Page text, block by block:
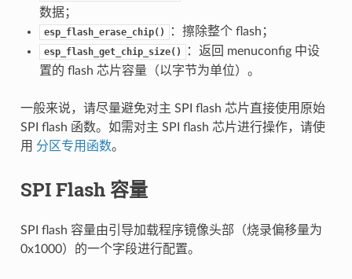
数据；
esp_flash_erase_chip() ：擦除整个 flash；
esp_flash_get_chip_size()
：返回 menuconfig 中设
置的 flash 芯片容量（以字节为单位）。
一般来说，请尽量避免对主 SPI flash 芯片直接使用原始
SPI flash 函数。如需对主 SPI flash 芯片进行操作，请使
用 分区专用函数。
SPI Flash 容量
SPI flash 容量由引导加载程序镜像头部（烧录偏移量为
0x1000）的一个字段进行配置。